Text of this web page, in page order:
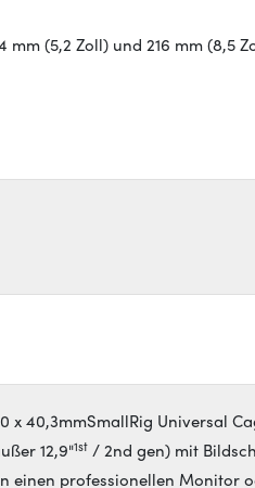
mm (5,2 Zoll) und 216 mm (8,5
x 40,3mmSmallRig Universal
12,9"1st / 2nd gen) mit
einen professionellen Monitor